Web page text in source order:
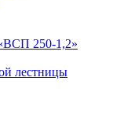
250-1,2»
лестницы